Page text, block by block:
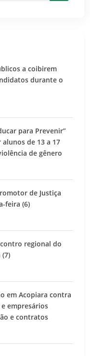
a coibirem
durante o
para Prevenir”
de 13 a 17
de gênero
de Justiça
feira (6)
regional do
em Acopiara contra
empresários
e contratos